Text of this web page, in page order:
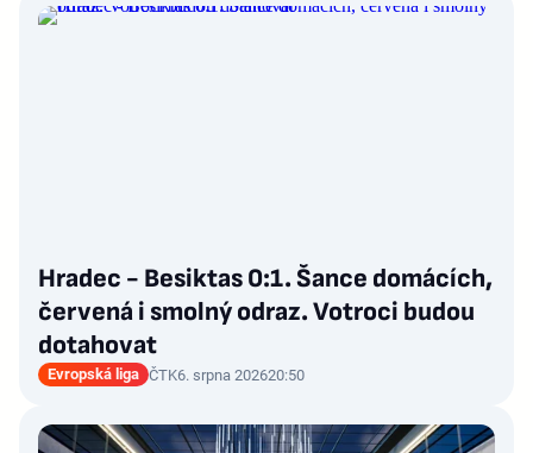
Hradec - Besiktas 0:1. Šance domácích,
červená i smolný odraz. Votroci budou
dotahovat
Evropská liga ČTK6. srpna 202620:50